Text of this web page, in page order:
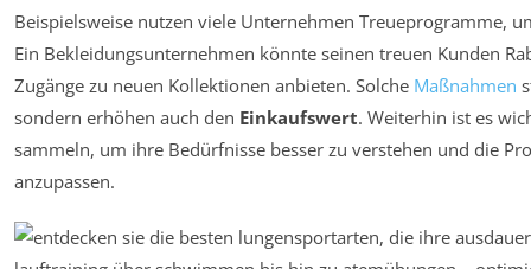
Beispielsweise nutzen viele Unternehmen Treueprogramme,
Ein Bekleidungsunternehmen könnte seinen treuen Kunden
Zugänge zu neuen Kollektionen anbieten. Solche Maßnahmen
sondern erhöhen auch den Einkaufswert. Weiterhin ist es
sammeln, um ihre Bedürfnisse besser zu verstehen und die
anzupassen.